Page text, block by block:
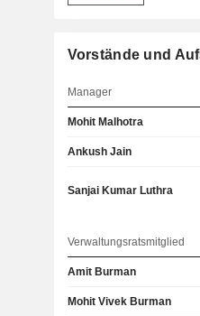
Vorstände und
Manager
Mohit Malhotra
Ankush Jain
Sanjai Kumar Luthra
Verwaltungsratsmitglied
Amit Burman
Mohit Vivek Burman